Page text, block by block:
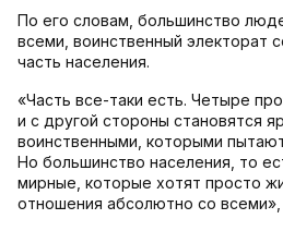
По его словам, большинство
всеми, воинственный электорат
часть населения.
«Часть все-таки есть. Четыре
и с другой стороны становятся
воинственными, которыми
Но большинство населения, то
мирные, которые хотят просто
отношения абсолютно со